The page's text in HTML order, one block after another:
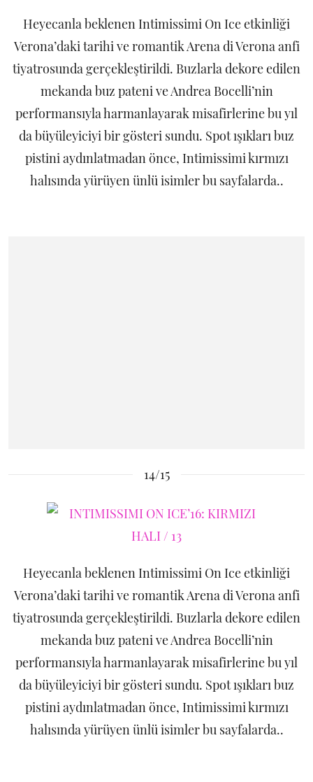
Heyecanla beklenen Intimissimi On Ice etkinliği
Verona’daki tarihi ve romantik Arena di Verona anfi
tiyatrosunda gerçekleştirildi. Buzlarla dekore edilen
mekanda buz pateni ve Andrea Bocelli’nin
performansıyla harmanlayarak misafirlerine bu yıl
da büyüleyiciyi bir gösteri sundu. Spot ışıkları buz
pistini aydınlatmadan önce, Intimissimi kırmızı
halısında yürüyen ünlü isimler bu sayfalarda..
14/15
Heyecanla beklenen Intimissimi On Ice etkinliği
Verona’daki tarihi ve romantik Arena di Verona anfi
tiyatrosunda gerçekleştirildi. Buzlarla dekore edilen
mekanda buz pateni ve Andrea Bocelli’nin
performansıyla harmanlayarak misafirlerine bu yıl
da büyüleyiciyi bir gösteri sundu. Spot ışıkları buz
pistini aydınlatmadan önce, Intimissimi kırmızı
halısında yürüyen ünlü isimler bu sayfalarda..